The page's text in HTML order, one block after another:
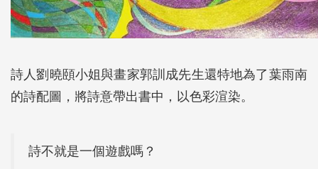
詩人劉曉頤小姐與畫家郭訓成先生還特地為了葉雨南
的詩配圖，將詩意帶出書中，以色彩渲染。
詩不就是一個遊戲嗎？